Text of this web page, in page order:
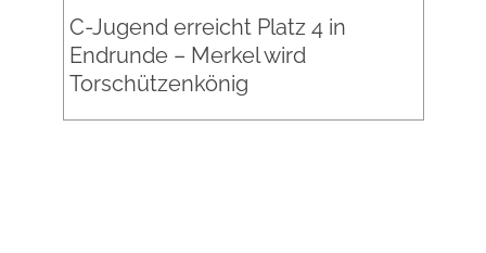
C-Jugend erreicht Platz 4 in
Endrunde – Merkel wird
Torschützenkönig